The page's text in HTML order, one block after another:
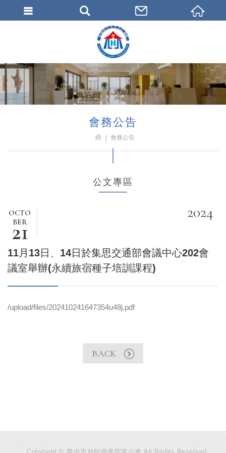
會務公告
會務公告
公文專區
OCTO
BER
21
11月13日、14日於集思交通部會議中心202會
議室舉辦(永續旅宿種子培訓課程)
2024
/upload/files/202410241647354u48j.pdf
BACK